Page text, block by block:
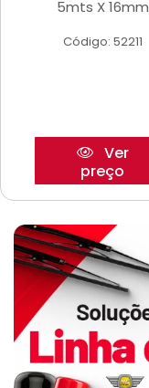
5mts X 16mm
Código: 52211
Ver
preço